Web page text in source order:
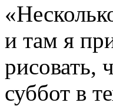
и там я
рисовать,
суббот в